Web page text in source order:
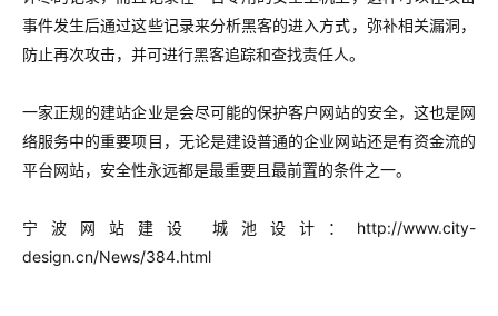
事件发生后通过这些记录来分析黑客的进入方式，弥补相关漏洞，
防止再次攻击，并可进行黑客追踪和查找责任人。
一家正规的建站企业是会尽可能的保护客户网站的安全，这也是网
络服务中的重要项目，无论是建设普通的企业网站还是有资金流的
平台网站，安全性永远都是最重要且最前置的条件之一。
宁波网站建设 城池设计： http://www.city-
design.cn/News/384.html